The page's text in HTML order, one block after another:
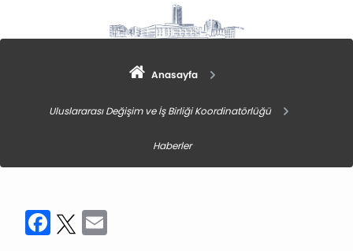
Anasayfa
Uluslararası Değişim ve İş Birliği Koordinatörlüğü
Haberler
Facebook
Twitter